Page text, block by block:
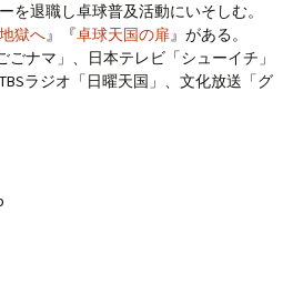
を退職し卓球普及活動にいそしむ。
獄へ』『卓球天国の扉』がある。
ナマ」、日本テレビ「シューイチ」
ラジオ「日曜天国」、文化放送「グ